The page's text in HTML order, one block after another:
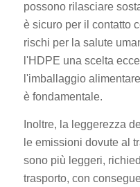
possono rilasciare
è sicuro per il contatto
rischi per la salute
l'HDPE una scelta
l'imballaggio
è fondamentale.
Inoltre, la leggerezza
le emissioni dovute al
sono più leggeri,
trasporto, con